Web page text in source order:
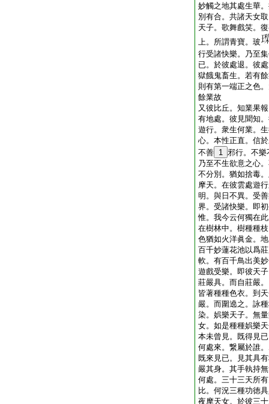
妙觸之地其處生華
別有合。共諸天女
天子。歌舞戲笑。
上。所謂青寶。玻
行受諸快樂。乃至
已。於彼處退。彼
獄餓鬼畜生。若有
則有第一端正之色
餘業故
又彼比丘。知業果
有地處。彼見聞知
遊行。衆生何業。
心。本性正直。信
不善 1 邪行。不樂
乃至不生欲意之心
不分別。猶如捨毒
摩天。在彼雲處遊
明。與日不異。受
界。受諸快樂。即
惟。我今云何獨在
在樹林中。樹種種
色猶如火洋眞金。
百千妙蓮花池以爲
軟。有百千鳥出美
遊戲受樂。即彼天
莊嚴具。而自莊嚴
皆著種種色衣。到
嚴。而圍遶之。詠
染。娯樂天子。無
女。如是種種娯樂
本未曾見。既得見
何處來。繋屬於誰
既來見已。見其具
嚴其身。其手執持
何處。三十三天所
比。何況三種功徳
夜摩天女。於彼三